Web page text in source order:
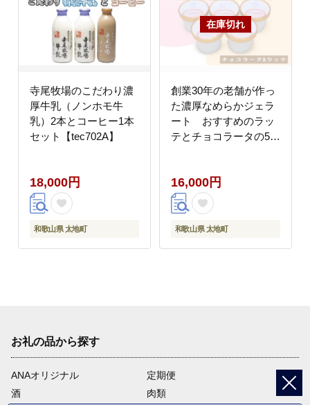
寺尾牧場のこだわり濃
厚牛乳（ノンホモ牛
乳）2本とコーヒー1本
セット【tec702A】
18,000円
和歌山県 太地町
創業30年の老舗が作っ
た濃厚なめらかジェラ
ート おすすめのラッ
テとチョコラータの5個
ーム おやつ チョコレー
ト チョコ 【tecj1010】
16,000円
和歌山県 太地町
お礼の品から探す
ANAオリジナル
定期便
酒
肉類